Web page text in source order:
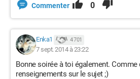
Commenter 0
Enka1 4 701
7 sept. 2014 à 23:22
Bonne soirée à toi également.
renseignements sur le sujet ;)